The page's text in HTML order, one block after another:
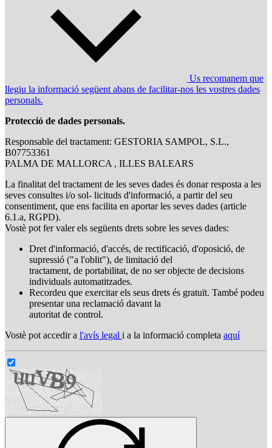
Us recomanem que
llegiu la informació següent abans de facilitar-nos les vostres dades
personals.
Protecció de dades personals.
Responsable del tractament: GESTORIA SAMPOL, S.L.,
B07753361
PALMA DE MALLORCA , ILLES BALEARS
La finalitat del tractament de les seves dades és donar resposta a les
seves consultes i/o sol- licituds d'informació, a partir del seu
consentiment, que ens facilita en aportar les seves dades (article
6.1.a, RGPD).
Vostè pot fer valer els següents drets sobre les seves dades:
Dret d'informació, d'accés, de rectificació, d'oposició, de
supressió ("a l'oblit"), de limitació del
tractament, de portabilitat, de no ser objecte de decisions
individuals automatitzades.
Recordeu que exercitar els seus drets és gratuït. També podeu
presentar una reclamació davant la
autoritat de control.
Vostè pot accedir a l'avís legal i a la informació completa aquí